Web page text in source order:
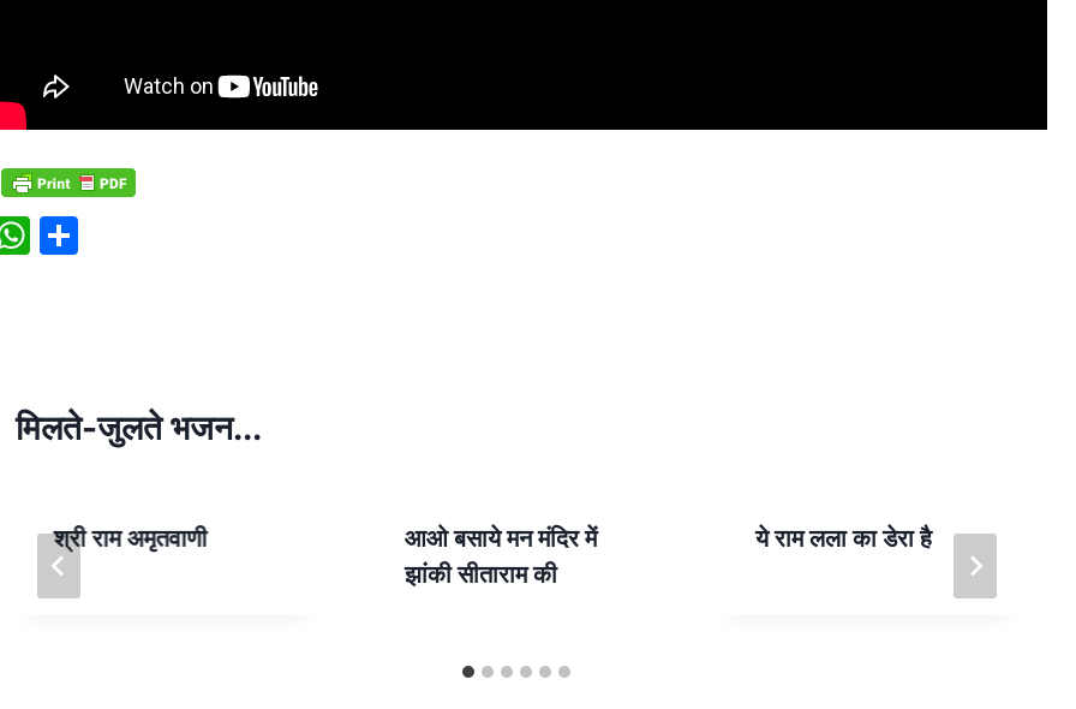
W
p
S
मिलते-जुलते भजन...
श्री राम अमृतवाणी
आओ बसाये मन मंदिर में
झांकी सीताराम की
ये राम लला का डेरा है